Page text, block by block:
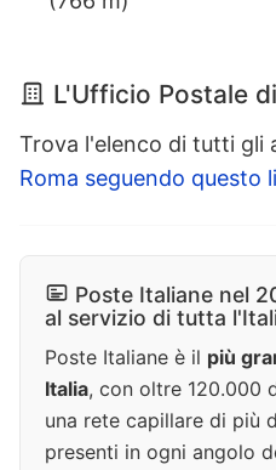
L'Ufficio Postale
Trova l'elenco di tutti gli
Roma seguendo questo
Poste Italiane nel
al servizio di tutta
Poste Italiane è il più
Italia, con oltre 120.000
una rete capillare di più
presenti in ogni angolo